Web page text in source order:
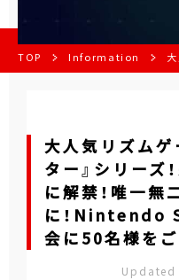
TOP Information
大人気リズムゲ
ター』シリーズ
に解禁！唯一無
に！Nintendo
会に50名様を
Updated